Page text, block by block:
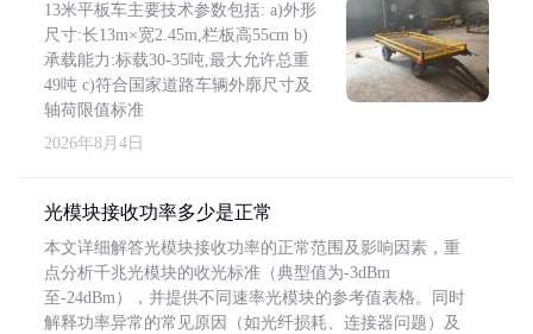
13米平板车主要技术参数包括: a)外形
尺寸:长13m×宽2.45m,栏板高55cm b)
承载能力:标载30-35吨,最大允许总重
49吨 c)符合国家道路车辆外廓尺寸及
轴荷限值标准
2026年8月4日
光模块接收功率多少是正常
本文详细解答光模块接收功率的正常范围及影响因素，重
点分析千兆光模块的收光标准（典型值为-3dBm
至-24dBm），并提供不同速率光模块的参考值表格。同时
解释功率异常的常见原因（如光纤损耗、连接器问题）及